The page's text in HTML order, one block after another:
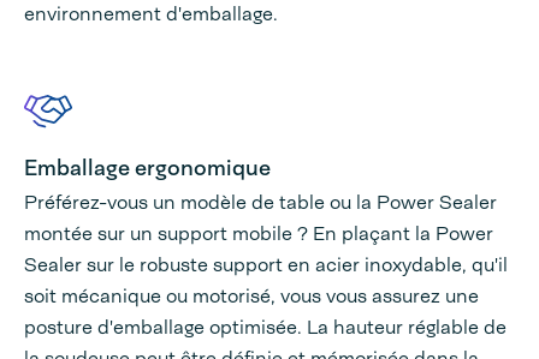
environnement d'emballage.
Emballage ergonomique
Préférez-vous un modèle de table ou la Power Sealer
montée sur un support mobile ? En plaçant la Power
Sealer sur le robuste support en acier inoxydable, qu'il
soit mécanique ou motorisé, vous vous assurez une
posture d'emballage optimisée. La hauteur réglable de